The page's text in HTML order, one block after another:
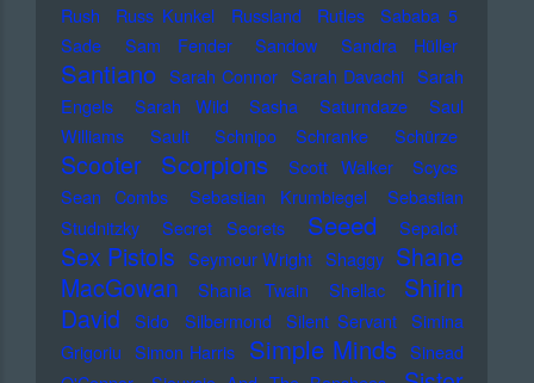
Rush
Russ Kunkel Russland Rutles
Sababa 5
Sade
Sam Fender Sandow Sandra Hüller
Santiano Sarah Connor Sarah Davachi Sarah
Engels
Sarah Wild Sasha Saturndaze
Saul
Williams
Sault Schnipo Schranke Schürze
Scooter Scorpions Scott Walker
Scycs
Sean Combs
Sebastian Krumbiegel
Sebastian
Studnitzky
Secret Secrets Seeed Sepalot
Sex Pistols Seymour Wright Shaggy Shane
MacGowan
Shania Twain Shellac
Shirin
David
Sido Silbermond Silent Servant Simina
Grigoriu Simon Harris Simple Minds Sinead